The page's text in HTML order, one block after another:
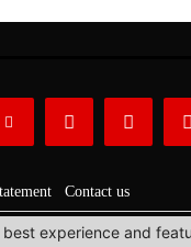
Contact us
experience and